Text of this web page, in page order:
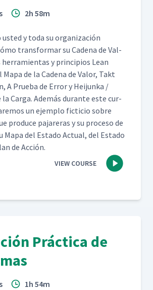
2h 58m
ust­ed y toda su orga­ni­zación
trans­for­mar su Cade­na de Val­
her­ramien­tas y prin­ci­p­ios Lean
de la Cade­na de Val­or, Takt
A Prue­ba de Error y Hei­jun­ka /
la Car­ga. Además durante este cur­
un ejem­p­lo fic­ti­cio sobre
pro­duce pajar­eras y su pro­ce­so de
Mapa del Esta­do Actu­al, del Esta­do
de Acción.
VIEW COURSE
Práctica de
1h 54m